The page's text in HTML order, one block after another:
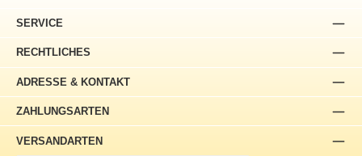
ADRESSE & KONTAKT
SERVICE
RECHTLICHES
ZAHLUNGSARTEN
VERSANDARTEN